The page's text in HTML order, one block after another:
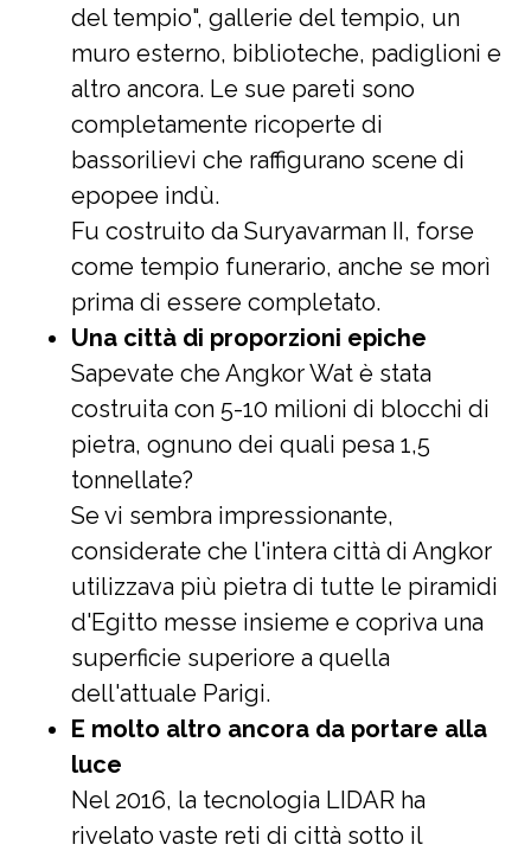
del tempio", gallerie del tempio, un
muro esterno, biblioteche, padiglioni e
altro ancora. Le sue pareti sono
completamente ricoperte di
bassorilievi che raffigurano scene di
epopee indù.
Fu costruito da Suryavarman II, forse
come tempio funerario, anche se morì
prima di essere completato.
Una città di proporzioni epiche
Sapevate che Angkor Wat è stata
costruita con 5-10 milioni di blocchi di
pietra, ognuno dei quali pesa 1,5
tonnellate?
Se vi sembra impressionante,
considerate che l'intera città di Angkor
utilizzava più pietra di tutte le piramidi
d'Egitto messe insieme e copriva una
superficie superiore a quella
dell'attuale Parigi.
E molto altro ancora da portare alla
luce
Nel 2016, la tecnologia LIDAR ha
rivelato vaste reti di città sotto il